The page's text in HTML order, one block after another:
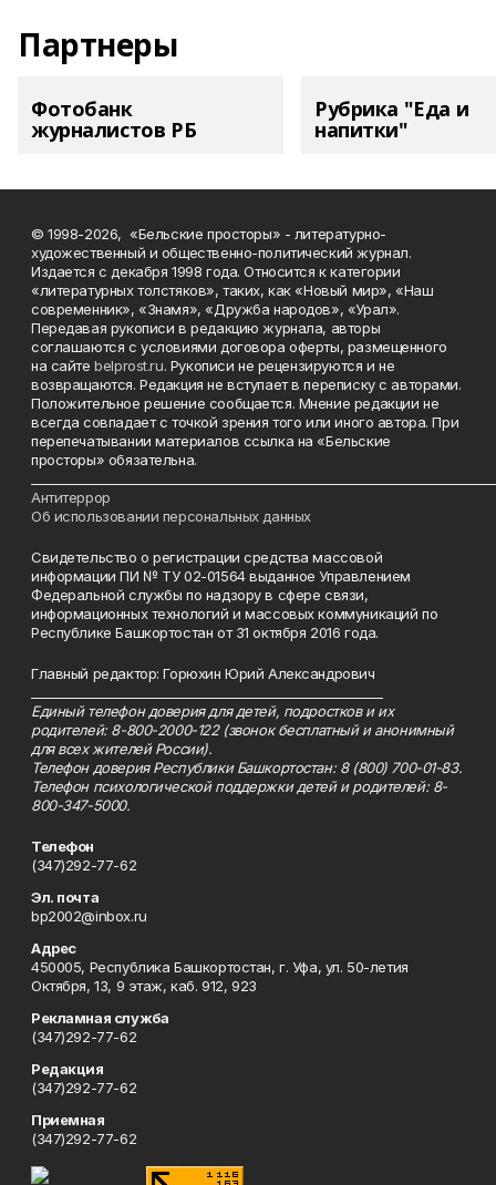
Партнеры
Фотобанк
журналистов РБ
Рубрика "Еда и
напитки"
© 1998-2026, «Бельские просторы» - литературно-
художественный и общественно-политический журнал.
Издается с декабря 1998 года. Относится к категории
«литературных толстяков», таких, как «Новый мир», «Наш
современник», «Знамя», «Дружба народов», «Урал».
Передавая рукописи в редакцию журнала, авторы
соглашаются с условиями договора оферты, размещенного
на сайтеbelprost.ru. Рукописи не рецензируются и не
возвращаются. Редакция не вступает в переписку с авторами.
Положительное решение сообщается. Мнение редакции не
всегда совпадает с точкой зрения того или иного автора. При
перепечатывании материалов ссылка на «Бельские
просторы» обязательна.
Антитеррор
Об использовании персональных данных
Свидетельство о регистрации средства массовой
информации ПИ № ТУ 02-01564 выданное Управлением
Федеральной службы по надзору в сфере связи,
информационных технологий и массовых коммуникаций по
Республике Башкортостан от 31 октября 2016 года.
Главный редактор: Горюхин Юрий Александрович
Единый телефон доверия для детей, подростков и их
родителей: 8-800-2000-122 (звонок бесплатный и анонимный
для всех жителей России).
Телефон доверия Республики Башкортостан: 8 (800) 700-01-83.
Телефон психологической поддержки детей и родителей: 8-
800-347-5000.
Телефон
(347)292-77-62
Эл. почта
bp2002@inbox.ru
Адрес
450005, Республика Башкортостан, г. Уфа, ул. 50-летия
Октября, 13, 9 этаж, каб. 912, 923
Рекламная служба
(347)292-77-62
Редакция
(347)292-77-62
Приемная
(347)292-77-62